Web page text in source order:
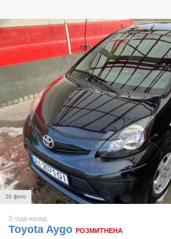
16 фото
3 года назад
Toyota Aygo РОЗМИТНЕНА